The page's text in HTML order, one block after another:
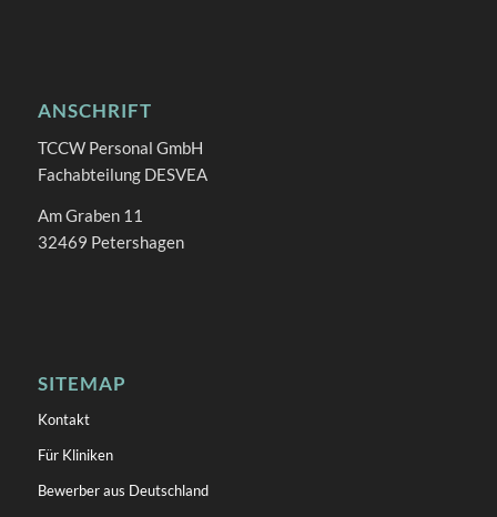
ANSCHRIFT
TCCW Personal GmbH
Fachabteilung DESVEA
Am Graben 11
32469 Petershagen
SITEMAP
Kontakt
Für Kliniken
Bewerber aus Deutschland